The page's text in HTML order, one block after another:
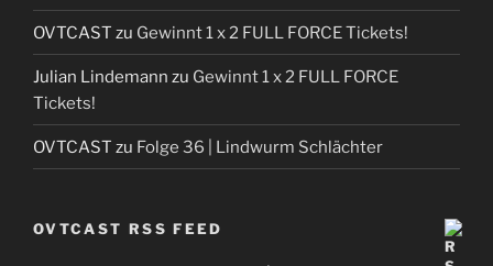
OVTCAST zu Gewinnt 1 x 2 FULL FORCE Tickets!
Julian Lindemann zu Gewinnt 1 x 2 FULL FORCE
Tickets!
OVTCAST zu Folge 36 | Lindwurm Schlächter
OVTCAST RSS FEED